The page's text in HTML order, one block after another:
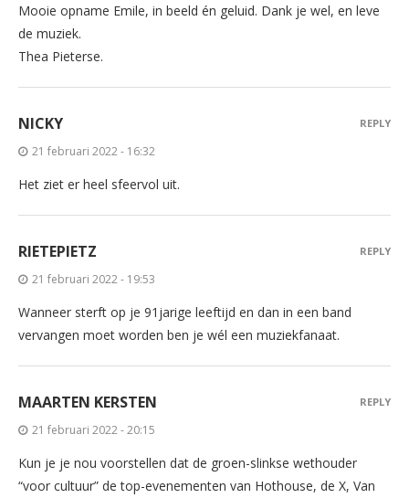
Mooie opname Emile, in beeld én geluid. Dank je wel, en leve
de muziek.
Thea Pieterse.
NICKY
21 februari 2022 - 16:32
Het ziet er heel sfeervol uit.
REPLY
RIETEPIETZ
21 februari 2022 - 19:53
Wanneer sterft op je 91jarige leeftijd en dan in een band
vervangen moet worden ben je wél een muziekfanaat.
REPLY
MAARTEN KERSTEN
21 februari 2022 - 20:15
Kun je je nou voorstellen dat de groen-slinkse wethouder
“voor cultuur” de top-evenementen van Hothouse, de X, Van
REPLY